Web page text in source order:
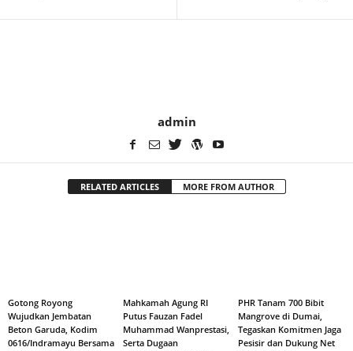
admin
RELATED ARTICLES MORE FROM AUTHOR
Gotong Royong
Wujudkan Jembatan
Beton Garuda, Kodim
0616/Indramayu Bersama
Mahkamah Agung RI
Putus Fauzan Fadel
Muhammad Wanprestasi,
Serta Dugaan
PHR Tanam 700 Bibit
Mangrove di Dumai,
Tegaskan Komitmen Jaga
Pesisir dan Dukung Net